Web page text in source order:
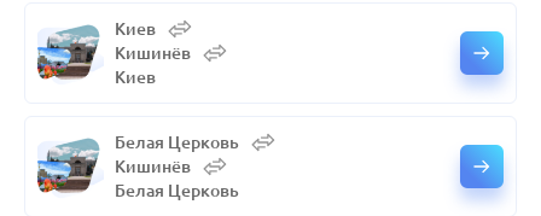
Киев
Кишинёв
Киев
Белая Церковь
Кишинёв
Белая Церковь